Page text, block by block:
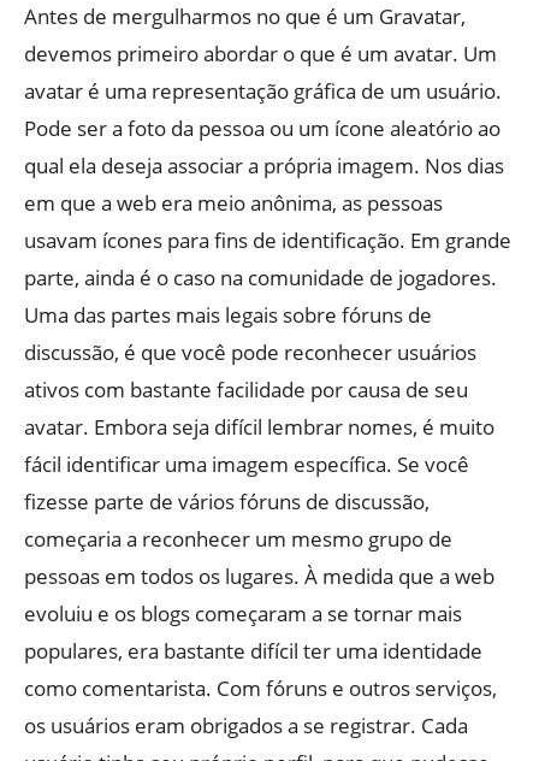
Antes de mergulharmos no que é um Gravatar,
devemos primeiro abordar o que é um avatar. Um
avatar é uma representação gráfica de um usuário.
Pode ser a foto da pessoa ou um ícone aleatório ao
qual ela deseja associar a própria imagem. Nos dias
em que a web era meio anônima, as pessoas
usavam ícones para fins de identificação. Em grande
parte, ainda é o caso na comunidade de jogadores.
Uma das partes mais legais sobre fóruns de
discussão, é que você pode reconhecer usuários
ativos com bastante facilidade por causa de seu
avatar. Embora seja difícil lembrar nomes, é muito
fácil identificar uma imagem específica. Se você
fizesse parte de vários fóruns de discussão,
começaria a reconhecer um mesmo grupo de
pessoas em todos os lugares. À medida que a web
evoluiu e os blogs começaram a se tornar mais
populares, era bastante difícil ter uma identidade
como comentarista. Com fóruns e outros serviços,
os usuários eram obrigados a se registrar. Cada